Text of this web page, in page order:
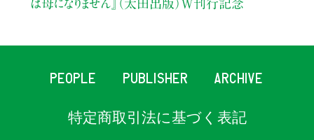
は母になりません』（太田出版）W刊行記念
PEOPLE PUBLISHER ARCHIVE
特定商取引法に基づく表記